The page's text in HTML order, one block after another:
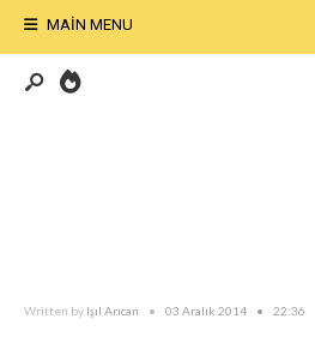
MAIN MENU
Written by Işıl Arıcan • 03 Aralık 2014 • 22:36